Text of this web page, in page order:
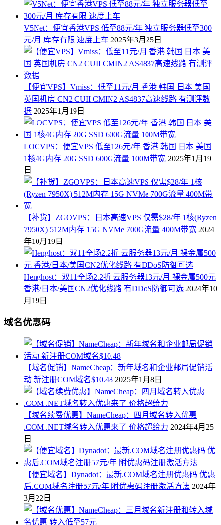
V5Net：便宜香港VPS 低至88元/年 独立服务器低至300
元/月 库存有限 速度上车 2025年3月25日
【便宜VPS】Vmiss：低至11元/月 香港 韩国 日本 美国
英国机房 CN2 CUII CMIN2 AS4837高速线路 有测评数
据 2025年1月19日
LOCVPS：便宜VPS 低至126元/年 香港 韩国 日本 美国
1核4G内存 20G SSD 600G流量 100M带宽 2025年1月19
日
【补货】ZGOVPS：日本高速VPS 仅需$28/年 1核(Ryzen
7950X) 512M内存 15G NVMe 700G流量 400M带宽 2024
年10月19日
Henghost：双11全场2.2折 云服务器13元/月 裸金属500元
香港/日本/美国CN2优化线路 有DDoS防御可选 2024年10
月19日
域名优惠码
【域名促销】NameCheap：新年域名和企业邮局促销活
动 新注册COM域名$10.48 2025年1月8日
【域名续费优惠】NameCheap：四月域名转入优惠
.COM .NET域名转入优惠来了 价格超给力 2024年4月25
日
【便宜域名】Dynadot：最新.COM域名注册优惠码 优惠
后.COM域名注册57元/年 附优惠码注册激活方法 2024年
3月22日